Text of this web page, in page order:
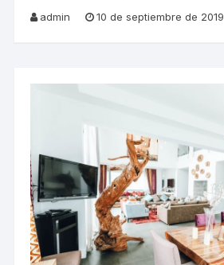
admin 10 de septiembre de 2019